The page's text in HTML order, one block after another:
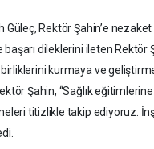
Güleç, Rektör Şahin’e
dileklerini ileten
kurmaya ve
Şahin, “Sağlık
titizlikle takip ediyoruz.